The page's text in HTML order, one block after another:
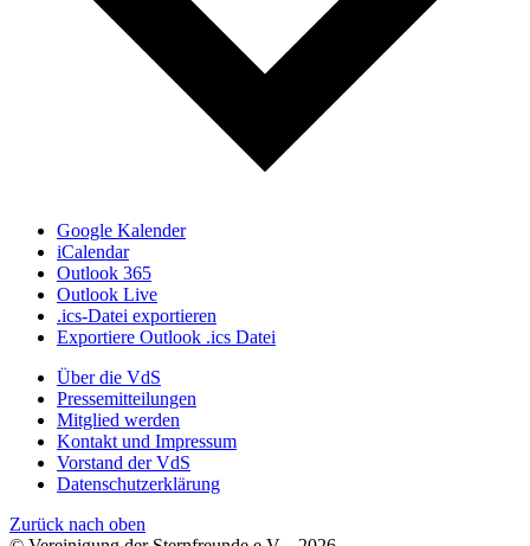
Google Kalender
iCalendar
Outlook 365
Outlook Live
.ics-Datei exportieren
Exportiere Outlook .ics Datei
Über die VdS
Pressemitteilungen
Mitglied werden
Kontakt und Impressum
Vorstand der VdS
Datenschutzerklärung
Zurück nach oben